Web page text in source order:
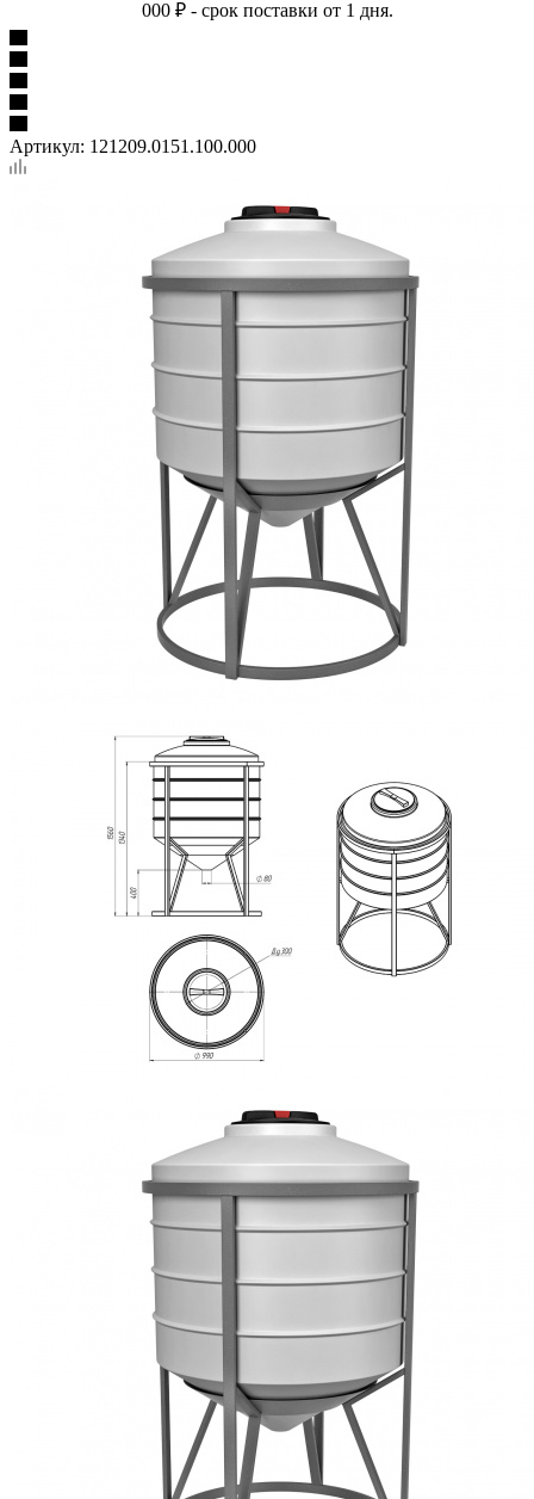
000 ₽ - срок поставки от 1 дня.
Артикул: 121209.0151.100.000